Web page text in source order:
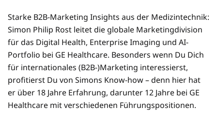
Starke B2B-Marketing Insights aus der Medizintechnik:
Simon Philip Rost leitet die globale Marketingdivision
für das Digital Health, Enterprise Imaging und AI-
Portfolio bei GE Healthcare. Besonders wenn Du Dich
für internationales (B2B-)Marketing interessierst,
profitierst Du von Simons Know-how – denn hier hat
er über 18 Jahre Erfahrung, darunter 12 Jahre bei GE
Healthcare mit verschiedenen Führungspositionen.